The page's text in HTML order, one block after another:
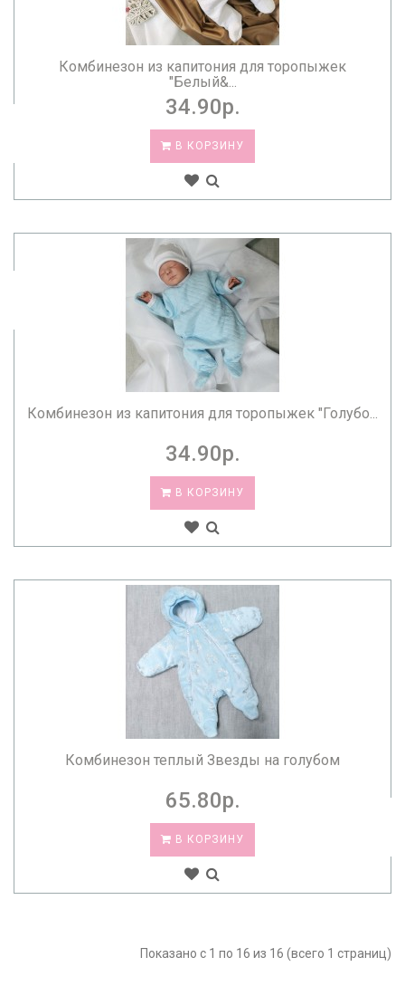
Комбинезон из капитония для торопыжек
"Белый&...
34.90р.
В КОРЗИНУ
Комбинезон из капитония для торопыжек "Голубо...
34.90р.
В КОРЗИНУ
Комбинезон теплый Звезды на голубом
65.80р.
В КОРЗИНУ
Показано с 1 по 16 из 16 (всего 1 страниц)